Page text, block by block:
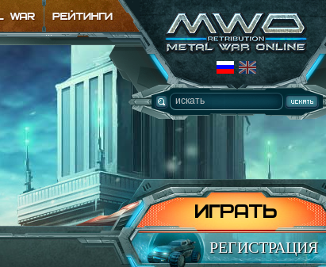
ИГРАТЬ
РЕГИСТРАЦИЯ